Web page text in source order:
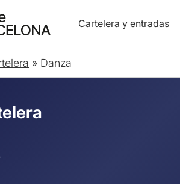
Cartelera y entradas
» Danza